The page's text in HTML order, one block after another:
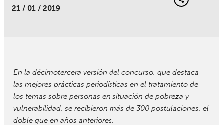
21 / 01 / 2019
En la décimotercera versión del concurso, que destaca
las mejores prácticas periodísticas en el tratamiento de
los temas sobre personas en situación de pobreza y
vulnerabilidad, se recibieron más de 300 postulaciones, el
doble que en años anteriores.